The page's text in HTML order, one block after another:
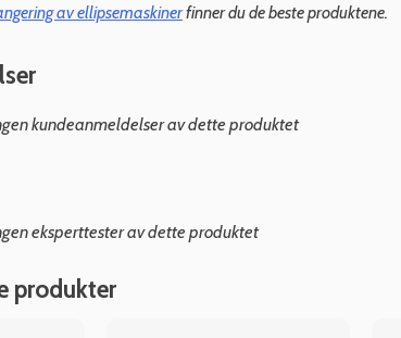
av ellipsemaskinerfinner du de beste produktene.
kundeanmeldelser av dette produktet
eksperttester av dette produktet
produkter